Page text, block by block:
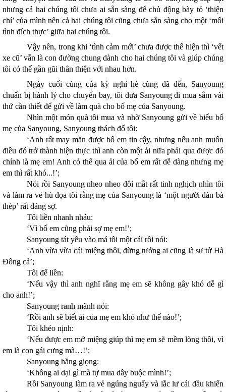
nhưng cả hai chúng tôi chưa ai sẵn sàng để chủ động bày tỏ ‘thiện
chí’ của mình nên cả hai chúng tôi cũng chưa sẵn sàng cho một ‘mối
tình đích thực’ giữa hai chúng tôi.
Vậy nên, trong khi ‘tình cảm mới’ chưa được thể hiện thì ‘vết
xe cũ’ vẫn là con đường chung dành cho hai chúng tôi và giúp chúng
tôi có thể gần gũi thân thiện với nhau hơn.
Ngày cuối cùng của kỳ nghỉ hè cũng đã đến, Sanyoung
chuẩn bị hành lý cho chuyến bay, tôi đưa Sanyoung đi mua sắm vài
thứ cần thiết để gửi về làm quà cho bố mẹ của Sanyoung.
Nhìn một món quà tôi mua và nhờ Sanyoung gửi về biếu bố
mẹ của Sanyoung, Sanyoung thách đố tôi:
‘Anh rất may mắn được bố em tin cậy, nhưng nếu anh muốn
điều đó trở thành hiện thực thì anh còn một ải nữa phải qua được đó
chính là mẹ em! Anh có thể qua ải của bố em rất dễ dàng nhưng mẹ
em thì rất khó...!’;
Nói rồi Sanyoung nheo nheo đôi mắt rất tinh nghịch nhìn tôi
và làm ra vẻ hù dọa tôi rằng mẹ của Sanyoung là ‘một người đàn bà
thép’ rất đáng sợ.
Tôi liền nhanh nhảu:
‘Vì bố em cũng phải sợ mẹ em!’;
Sanyoung tát yêu vào má tôi một cái rồi nói:
‘Anh vừa vừa cái miệng thôi, đừng tưởng ai cũng là sư tử Hà
Đông cả’;
Tôi đế liền:
‘Nếu vậy thì anh nghĩ rằng mẹ em sẽ không gây khó dễ gì
cho anh!’;
Sanyoung ranh mãnh nói:
‘Rồi anh sẽ biết ải của mẹ em khó như thế nào!’;
Tôi khéo nịnh:
‘Nếu được em mở miệng giúp thì mẹ em sẽ mềm lòng thôi, vì
em là con gái cưng mà…!’;
Sanyoung hắng giọng:
‘Không ai dại gì mà tự mua dây buộc mình!’;
Rồi Sanyoung làm ra vẻ ngúng nguẩy và lắc lư cái đầu khiến